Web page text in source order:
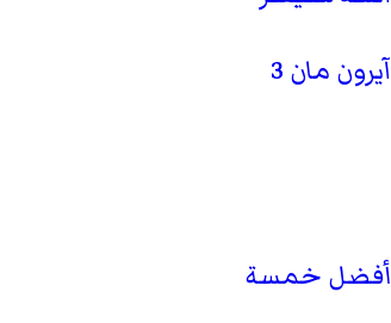
آيرون مان 3
أفضل خمسة